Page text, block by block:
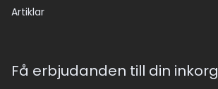
Artiklar
Få erbjudanden till din inkorg